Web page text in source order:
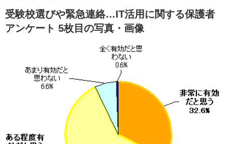
受験校選びや緊急連絡…IT活用に関する保護者
アンケート 5枚目の写真・画像